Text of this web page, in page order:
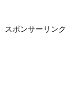
スポンサーリンク